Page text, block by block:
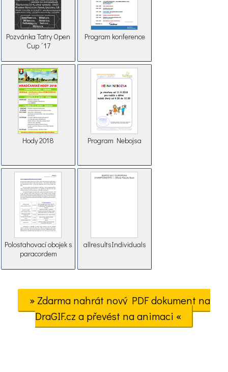
Pozvánka Tatry Open
Cup ´17
Program konference
Hody 2018 Program Nebojsa
Polostahovací obojek s
paracordem
allresultsIndividuals
» Zdarma nahrát nový PDF dokument na
DraGIF.cz a převést na animaci «